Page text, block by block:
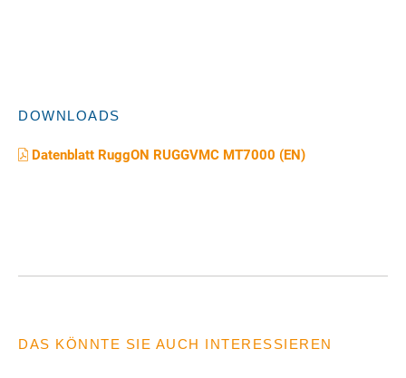
DOWNLOADS
Datenblatt RuggON RUGGVMC MT7000 (EN)
DAS KÖNNTE SIE AUCH INTERESSIEREN